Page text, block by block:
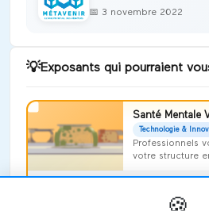
📅 3 novembre 2022
💡Exposants qui pourraient
Santé Mentale
Technologie &
Professionnels
votre structure